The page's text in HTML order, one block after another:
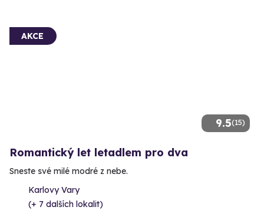
9.5(15)
AKCE
Romantický let letadlem pro dva
Sneste své milé modré z nebe.
Karlovy Vary
(+ 7 dalších lokalit)